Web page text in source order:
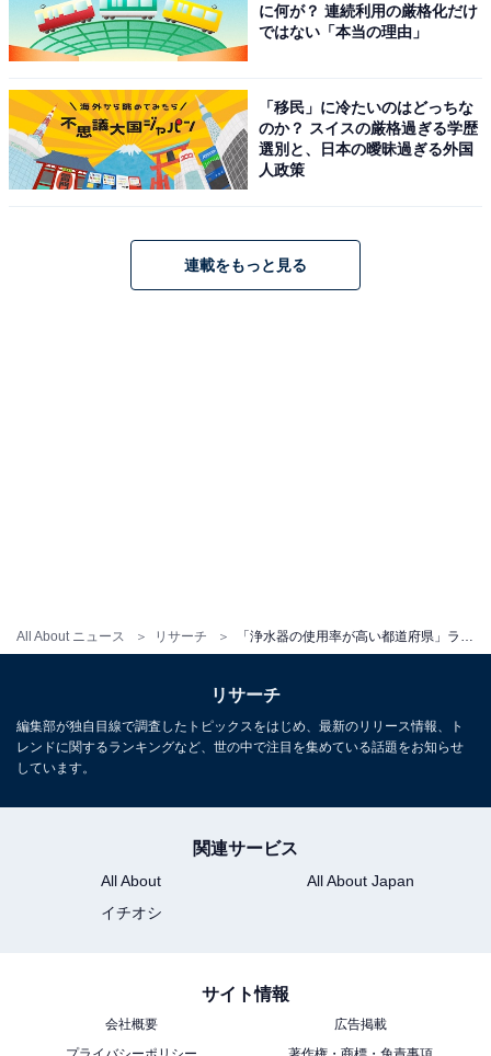
All About ニュース リサーチ
に何が？ 連続利用の厳格化だけ
ではない「本当の理由」
「移民」に冷たいのはどっちな
のか？ スイスの厳格過ぎる学歴
選別と、日本の曖昧過ぎる外国
人政策
連載をもっと見る
リサーチ
編集部が独自目線で調査したトピックスをはじめ、最新のリリース情報、ト
レンドに関するランキングなど、世の中で注目を集めている話題をお知らせ
しています。
関連サービス
All About
All About Japan
イチオシ
サイト情報
会社概要
広告掲載